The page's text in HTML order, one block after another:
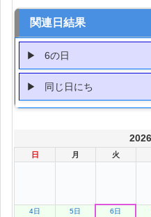
関連日結果
6の日
同じ日にち
日 月 火
4日 5日 6日